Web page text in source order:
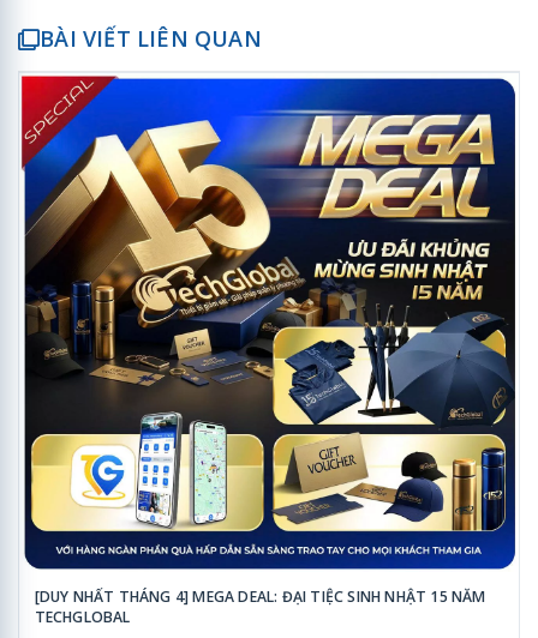
BÀI VIẾT LIÊN QUAN
[DUY NHẤT THÁNG 4] MEGA DEAL: ĐẠI TIỆC SINH NHẬT 15 NĂM
TECHGLOBAL